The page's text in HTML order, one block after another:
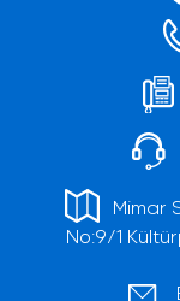
Mimar
No:9/1